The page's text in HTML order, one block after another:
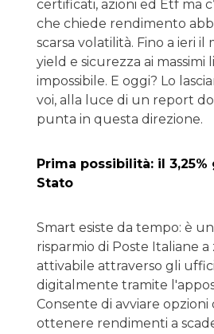
certificati, azioni ed Etf ma
che chiede rendimento
scarsa volatilità. Fino a ieri il
yield e sicurezza ai massimi
impossibile. E oggi? Lo
voi, alla luce di un report
punta in questa direzione.
Prima possibilità: il
Stato
Smart esiste da tempo: è
risparmio di Poste Italiane a
attivabile attraverso gli
digitalmente tramite
Consente di avviare
ottenere rendimenti a